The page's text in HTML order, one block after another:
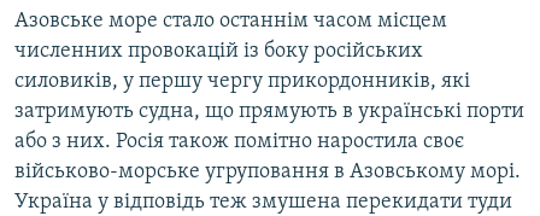
Азовське море стало останнім часом місцем
численних провокацій із боку російських
силовиків, у першу чергу прикордонників, які
затримують судна, що прямують в українські порти
або з них. Росія також помітно наростила своє
військово-морське угруповання в Азовському морі.
Україна у відповідь теж змушена перекидати туди